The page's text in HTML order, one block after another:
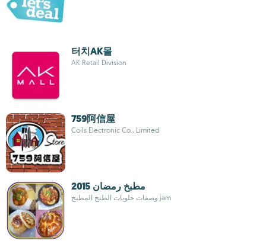
터치AK몰
AK Retail Division
759阿信屋
Coils Electronic Co., Limited
مطبخ رمضان 2015
وصفات حلويات الطبخ المطبخ jam